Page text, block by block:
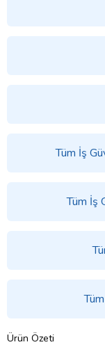
Tüm İş
Tüm İş
Ürün Özeti